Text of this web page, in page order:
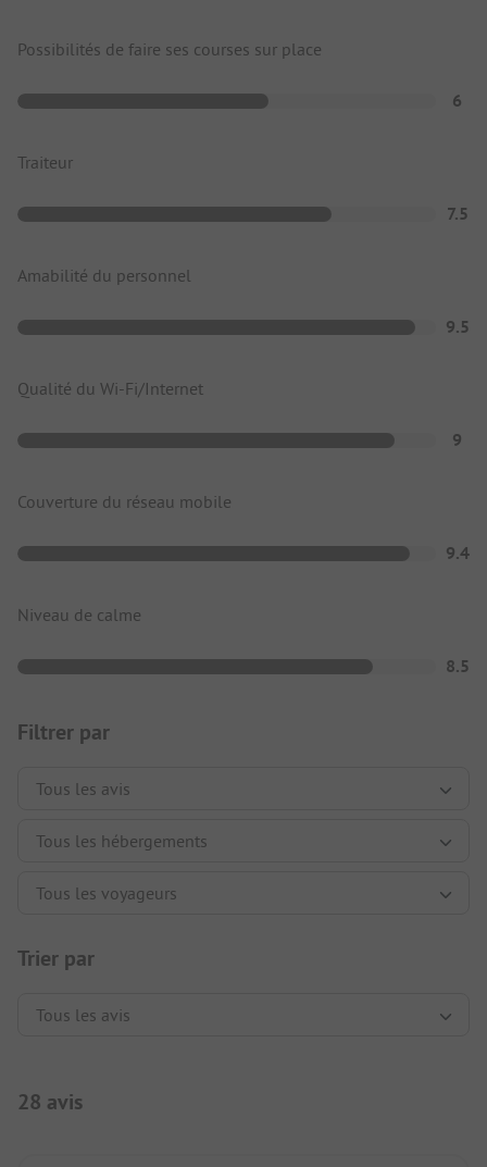
Possibilités de faire ses courses sur place
6
Traiteur
7.5
Amabilité du personnel
9.5
Qualité du Wi-Fi/Internet
9
Couverture du réseau mobile
9.4
Niveau de calme
8.5
Filtrer par
Trier par
28 avis